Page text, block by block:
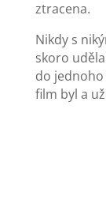
ztracena.
Nikdy s
skoro
do jednoho
film byl a